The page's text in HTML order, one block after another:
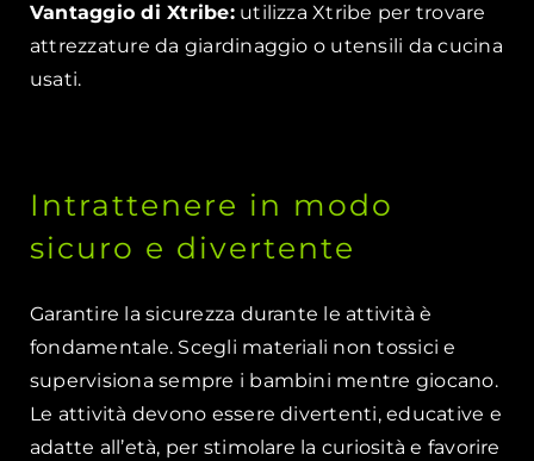
Vantaggio di Xtribe:utilizza Xtribe per trovare
attrezzature da giardinaggio o utensili da cucina
usati.
Intrattenere in modo
sicuro e divertente
Garantire la sicurezza durante le attività è
fondamentale. Scegli materiali non tossici e
supervisiona sempre i bambini mentre giocano.
Le attività devono essere divertenti, educative e
adatte all’età, per stimolare la curiosità e favorire